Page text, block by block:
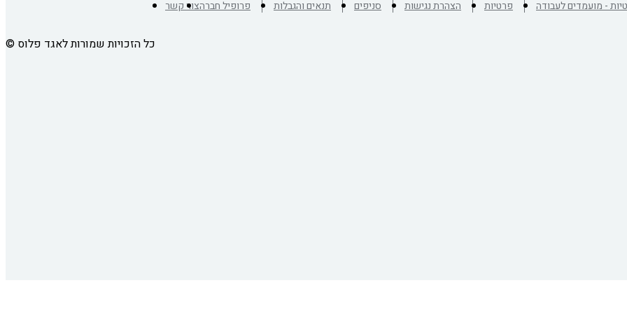
צור קשרפרופיל חברה תנאים והגבלות סניפים הצהרת נגישות פרטיות - מועמדים לעבודה
© כל הזכויות שמורות לאגד פלוס